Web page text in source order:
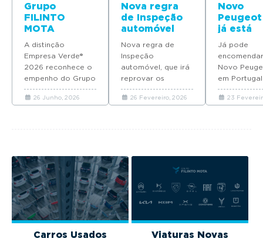
Grupo
FILINTO
MOTA
distinguido
como
Empresa
Verde® 2026
A distinção
Empresa Verde®
2026 reconhece o
empenho do Grupo
FILINTO MOTA na
construção de uma
26 Junho, 2026
Nova regra
de Inspeção
automóvel
entra em
vigor já em
março
Nova regra de
Inspeção
automóvel, que irá
reprovar os
veículos com
RECALL pendente,
26 Fevereiro, 2026
Novo
já está
para
em
Já pode
Novo
em
modelo
chegar em
23
Carros Usados Viaturas Novas